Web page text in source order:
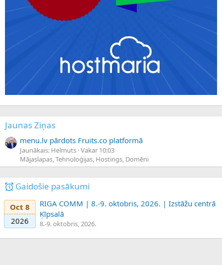
Jaunas Ziņas
menu.lv pārdots Fruits.co platformā
Jaunākais: Helmuts Vakar 10:03
Mājaslapas, Tehnoloģijas, Hostings, Domēni
Gaidošie pasākumi
Oct 8
2026
RIGA COMM | 8.-9. oktobris, 2026. | Izstāžu centrā
Ķīpsalā
8.-9. oktobris, 2026.